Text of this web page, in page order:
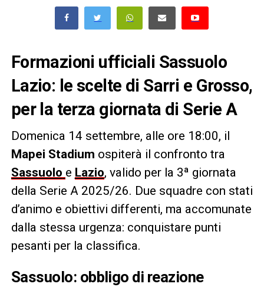
Formazioni ufficiali Sassuolo
Lazio: le scelte di Sarri e Grosso,
per la terza giornata di Serie A
Domenica 14 settembre, alle ore 18:00, il
Mapei Stadium ospiterà il confronto tra
Sassuolo e Lazio, valido per la 3ª giornata
della Serie A 2025/26. Due squadre con stati
d’animo e obiettivi differenti, ma accomunate
dalla stessa urgenza: conquistare punti
pesanti per la classifica.
Sassuolo: obbligo di reazione